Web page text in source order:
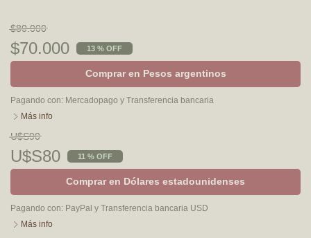
$80.000
$70.000 13 % OFF
Comprar en Pesos argentinos
Pagando con: Mercadopago y Transferencia bancaria
Más info
U$S90
U$S80 11 % OFF
Comprar en Dólares estadounidenses
Pagando con: PayPal y Transferencia bancaria USD
Más info